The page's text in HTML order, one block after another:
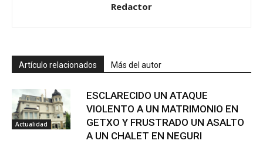
Redactor
Artículo relacionados Más del autor
Actualidad
ESCLARECIDO UN ATAQUE
VIOLENTO A UN MATRIMONIO EN
GETXO Y FRUSTRADO UN ASALTO
A UN CHALET EN NEGURI